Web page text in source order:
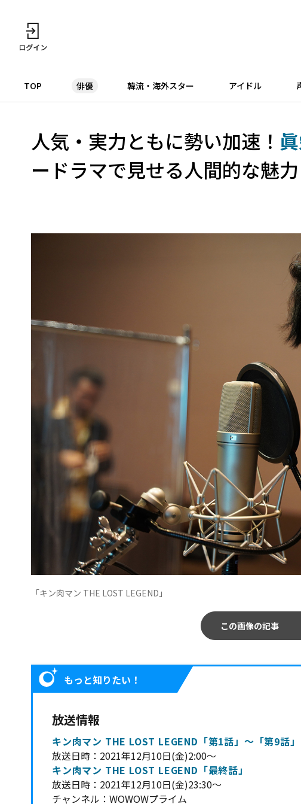
TOP 俳優 韓流・海外スター アイドル
人気・実力ともに勢い加速！
ードラマで見せる人間的な魅力
「キン肉マン THE LOST LEGEND」
この画像の記事
もっと知りたい！
放送情報
キン肉マン THE LOST LEGEND「第1話」〜「第9話
放送日時：2021年12月10日(金)2:00～
キン肉マン THE LOST LEGEND「最終話」
放送日時：2021年12月10日(金)23:30～
チャンネル：WOWOWプライム